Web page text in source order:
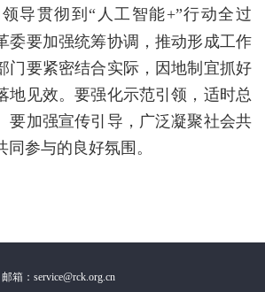
导贯彻到 “人工智能+”行动全过
委要加强统筹协调，推动形成工作
门要紧密结合实际，因地制宜抓好
地见效。要强化示范引领，适时总
要加强宣传引导，广泛凝聚社会共
参与的良好氛围。
邮箱：service@rck.org.cn